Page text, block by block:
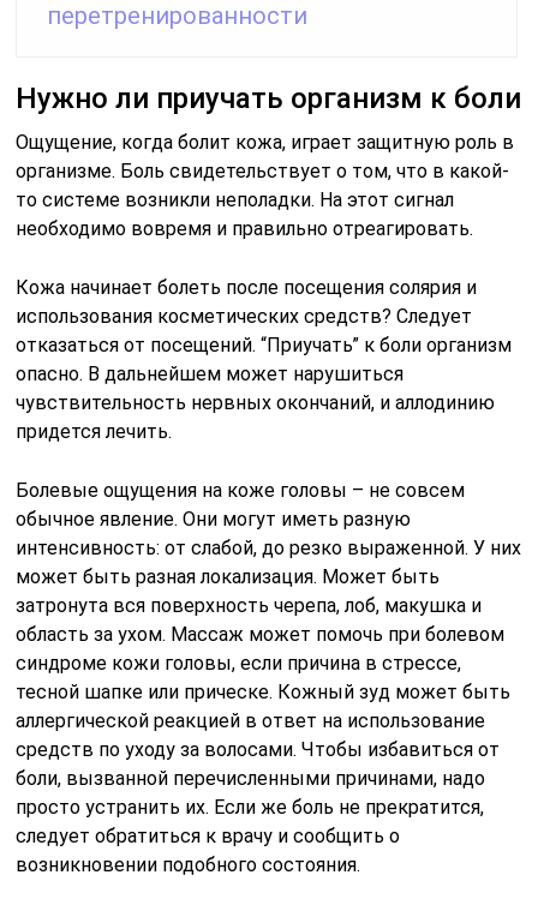
перетренированности
Нужно ли приучать организм к боли
Ощущение, когда болит кожа, играет защитную роль в
организме. Боль свидетельствует о том, что в какой-
то системе возникли неполадки. На этот сигнал
необходимо вовремя и правильно отреагировать.
Кожа начинает болеть после посещения солярия и
использования косметических средств? Следует
отказаться от посещений. “Приучать” к боли организм
опасно. В дальнейшем может нарушиться
чувствительность нервных окончаний, и аллодинию
придется лечить.
Болевые ощущения на коже головы – не совсем
обычное явление. Они могут иметь разную
интенсивность: от слабой, до резко выраженной. У них
может быть разная локализация. Может быть
затронута вся поверхность черепа, лоб, макушка и
область за ухом. Массаж может помочь при болевом
синдроме кожи головы, если причина в стрессе,
тесной шапке или прическе. Кожный зуд может быть
аллергической реакцией в ответ на использование
средств по уходу за волосами. Чтобы избавиться от
боли, вызванной перечисленными причинами, надо
просто устранить их. Если же боль не прекратится,
следует обратиться к врачу и сообщить о
возникновении подобного состояния.